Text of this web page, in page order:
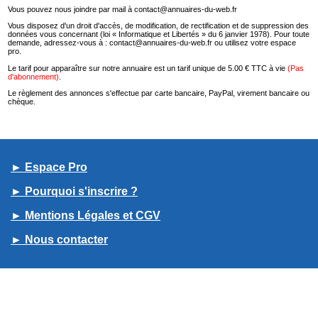
Vous pouvez nous joindre par mail à contact@annuaires-du-web.fr
Vous disposez d'un droit d'accès, de modification, de rectification et de suppression des
données vous concernant (loi « Informatique et Libertés » du 6 janvier 1978). Pour toute
demande, adressez-vous à : contact@annuaires-du-web.fr ou utilisez votre espace
pro.
Le tarif pour apparaître sur notre annuaire est un tarif unique de 5.00 € TTC à vie(Pas
d'abonnement)
Le règlement des annonces s'effectue par carte bancaire, PayPal, virement bancaire ou
chèque.
► Espace Pro
► Pourquoi s'inscrire ?
► Mentions Légales et CGV
► Nous contacter